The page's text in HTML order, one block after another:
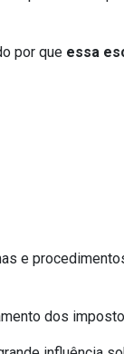
por que essa
e
dos